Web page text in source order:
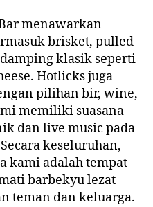
menawarkan
brisket, pulled
klasik seperti
Hotlicks juga
pilihan bir, wine,
memiliki suasana
dan live music pada
keseluruhan,
kami adalah tempat
barbekyu lezat
teman dan keluarga.